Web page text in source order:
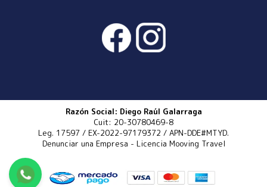
Razón Social: Diego Raúl Galarraga
Cuit: 20-30780469-8
Leg. 17597 / EX-2022-97179372 / APN-DDE#MTYD.
Denunciar una Empresa - Licencia Mooving Travel